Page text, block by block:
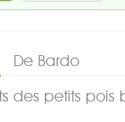
De Bardo
des petits pois